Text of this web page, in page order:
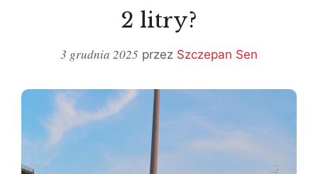
2 litry?
3 grudnia 2025 przez Szczepan Sen